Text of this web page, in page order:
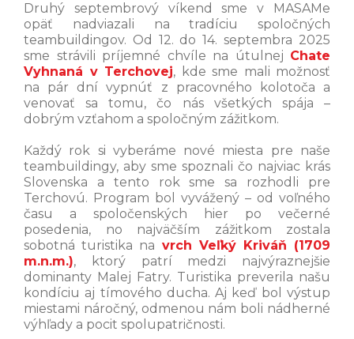
Druhý septembrový víkend sme v MASAMe
opäť nadviazali na tradíciu spoločných
teambuildingov. Od 12. do 14. septembra 2025
sme strávili príjemné chvíle na útulnej Chate
Vyhnaná v Terchovej, kde sme mali možnosť
na pár dní vypnúť z pracovného kolotoča a
venovať sa tomu, čo nás všetkých spája –
dobrým vzťahom a spoločným zážitkom.
Každý rok si vyberáme nové miesta pre naše
teambuildingy, aby sme spoznali čo najviac krás
Slovenska a tento rok sme sa rozhodli pre
Terchovú. Program bol vyvážený – od voľného
času a spoločenských hier po večerné
posedenia, no najväčším zážitkom zostala
sobotná turistika na vrch Veľký Kriváň (1709
m.n.m.), ktorý patrí medzi najvýraznejšie
dominanty Malej Fatry. Turistika preverila našu
kondíciu aj tímového ducha. Aj keď bol výstup
miestami náročný, odmenou nám boli nádherné
výhľady a pocit spolupatričnosti.